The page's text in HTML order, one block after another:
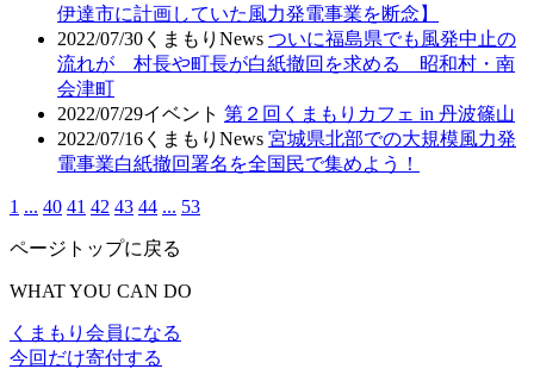
伊達市に計画していた風力発電事業を断念】
2022/07/30 くまもりNews ついに福島県でも風発中止の
流れが 村長や町長が白紙撤回を求める 昭和村・南
会津町
2022/07/29イベント 第２回くまもりカフェ in 丹波篠山
2022/07/16 くまもりNews 宮城県北部での大規模風力発
電事業白紙撤回署名を全国民で集めよう！
1 ... 40 41 42 43 44 ... 53
ページトップに戻る
WHAT YOU CAN DO
くまもり会員になる
今回だけ寄付する